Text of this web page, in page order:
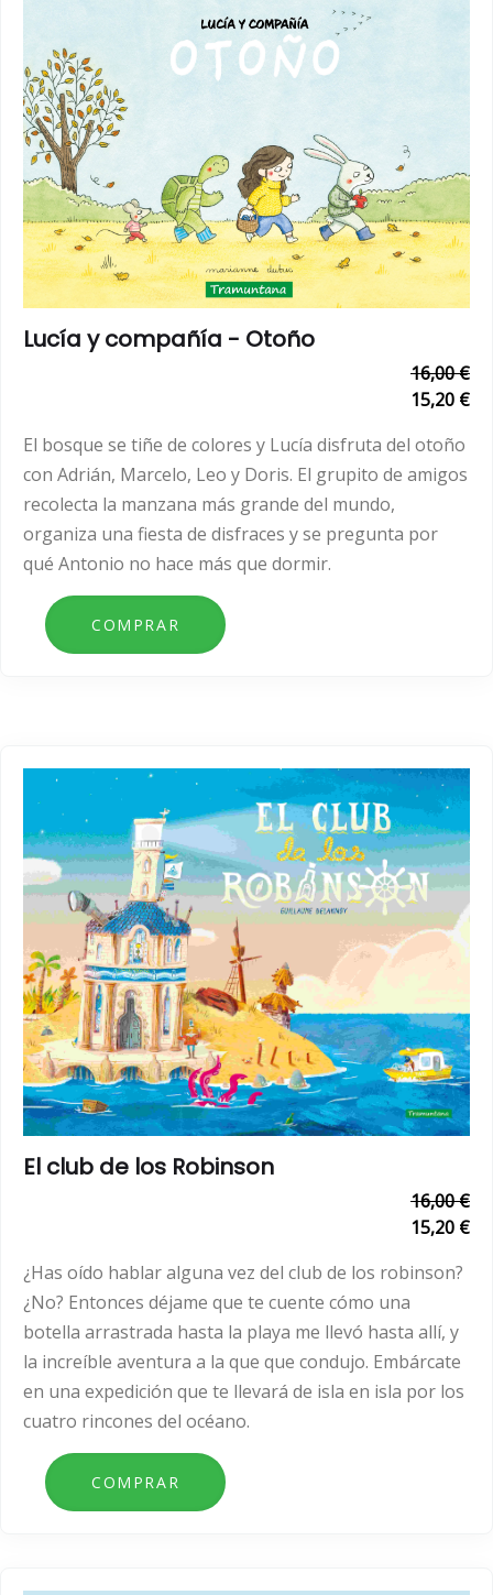
Lucía y compañía - Otoño
16,00 €
15,20 €
El bosque se tiñe de colores y Lucía disfruta del otoño
con Adrián, Marcelo, Leo y Doris. El grupito de amigos
recolecta la manzana más grande del mundo,
organiza una fiesta de disfraces y se pregunta por
qué Antonio no hace más que dormir.
El club de los Robinson
16,00 €
15,20 €
¿Has oído hablar alguna vez del club de los robinson?
¿No? Entonces déjame que te cuente cómo una
botella arrastrada hasta la playa me llevó hasta allí, y
la increíble aventura a la que que condujo. Embárcate
en una expedición que te llevará de isla en isla por los
cuatro rincones del océano.